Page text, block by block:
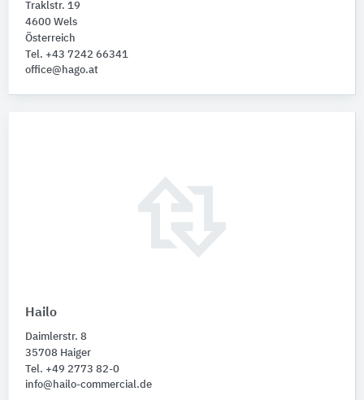
Traklstr. 19
4600 Wels
Österreich
Tel. +43 7242 66341
office@hago.at
Hailo
Daimlerstr. 8
35708 Haiger
Tel. +49 2773 82-0
info@hailo-commercial.de